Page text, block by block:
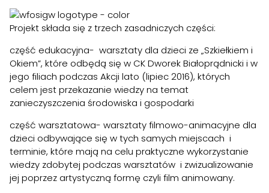
Projekt składa się z trzech zasadniczych części:
część edukacyjna- warsztaty dla dzieci ze „Szkiełkiem i
Okiem”, które odbędą się w CK Dworek Białoprądnicki i w
jego filiach podczas Akcji lato (lipiec 2016), których
celem jest przekazanie wiedzy na temat
zanieczyszczenia środowiska i gospodarki
część warsztatowa- warsztaty filmowo-animacyjne dla
dzieci odbywające się w tych samych miejscach i
terminie, które mają na celu praktyczne wykorzystanie
wiedzy zdobytej podczas warsztatów i zwizualizowanie
jej poprzez artystyczną formę czyli film animowany.